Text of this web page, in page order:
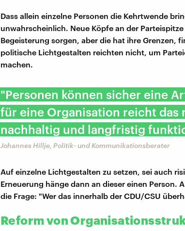
Dass allein einzelne Personen die Kehrtwende
unwahrscheinlich. Neue Köpfe an der
Begeisterung sorgen, aber die hat ihre Grenzen,
politische Lichtgestalten reichten nicht, um
machen.
"Personen können sicher eine
für eine Organisation reicht das
nachhaltig und langfristig
Johannes Hillje, Politik- und Kommunikationsberater
Auf einzelne Lichtgestalten zu setzen, sei auch
Erneuerung hänge dann an dieser einen Person.
die Frage: "Wer das innerhalb der CDU/CSU
Reform von